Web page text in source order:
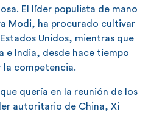
El líder populista de mano
Modi, ha procurado cultivar
Unidos, mientras que
e India, desde hace tiempo
la competencia.
quería en la reunión de los
autoritario de China, Xi